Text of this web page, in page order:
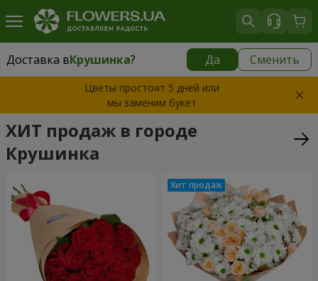
Доставка вКрушинка? Да Сменить
Доставка вКрушинка|
Цветы простоят 5 дней или
мы заменим букет
ХИТ продаж в городе
Крушинка